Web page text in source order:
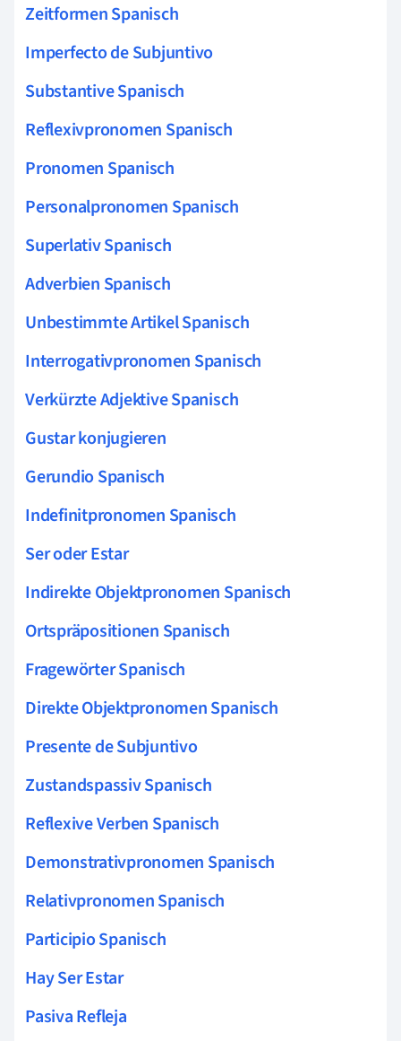
Zeitformen Spanisch
Imperfecto de Subjuntivo
Substantive Spanisch
Reflexivpronomen Spanisch
Pronomen Spanisch
Personalpronomen Spanisch
Superlativ Spanisch
Adverbien Spanisch
Unbestimmte Artikel Spanisch
Interrogativpronomen Spanisch
Verkürzte Adjektive Spanisch
Gustar konjugieren
Gerundio Spanisch
Indefinitpronomen Spanisch
Ser oder Estar
Indirekte Objektpronomen Spanisch
Ortspräpositionen Spanisch
Fragewörter Spanisch
Direkte Objektpronomen Spanisch
Presente de Subjuntivo
Zustandspassiv Spanisch
Reflexive Verben Spanisch
Demonstrativpronomen Spanisch
Relativpronomen Spanisch
Participio Spanisch
Hay Ser Estar
Pasiva Refleja